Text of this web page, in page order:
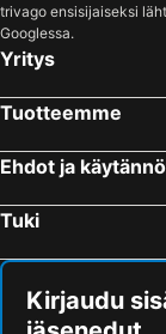
trivago ensisijaiseksi
Googlessa.
Yritys
Tuotteemme
Ehdot ja
Tuki
Kirjaudu